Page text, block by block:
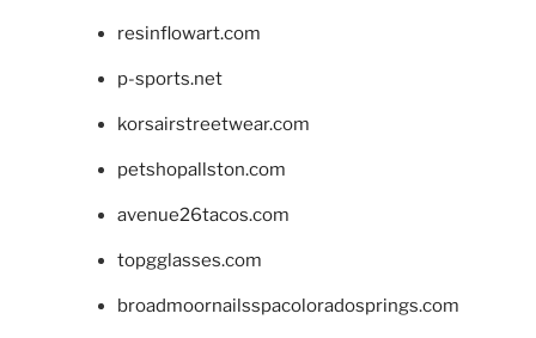
resinflowart.com
p-sports.net
korsairstreetwear.com
petshopallston.com
avenue26tacos.com
topgglasses.com
broadmoornailsspacoloradosprings.com